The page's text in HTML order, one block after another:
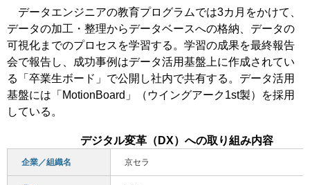
データエンジニアの教育プログラムでは3カ月をかけて、
データの加工・整理からデータベースへの格納、データの
可視化までのプロセスを学習する。学習の成果を最終報告
会で報告し、成功事例はデータ活用基盤上に作成されてい
る「卒業生ボード」で公開し社内で共有する。データ活用
基盤には「MotionBoard」（ウイングアーク1st製）を採用
している。
デジタル変革（DX）への取り組み内容
企業／組織名 京セラ